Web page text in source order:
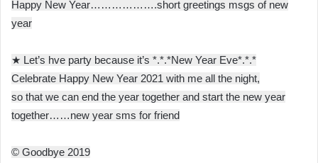
Happy New Year……………….short greetings msgs of new
year
★ Let’s hve party because it’s *.*.*New Year Eve*.*.*
Celebrate Happy New Year 2021 with me all the night,
so that we can end the year together and start the new year
together……new year sms for friend
© Goodbye 2019